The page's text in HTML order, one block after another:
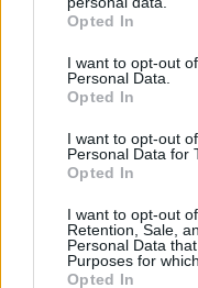
grant or deny consent
use your data for
consent section.
Opted In
I want to opt-out
Personal Data.
Opted In
I want to opt-out
Personal Data for
Opted In
I want to opt-out
Retention, Sale,
Personal Data
Purposes for
Opted In
Ακάλυπτος
Και αν η Αλάσκα
των ΜΜΕ και στην
εντάλματος Πούτιν;
ΑΠΑΝΤΗΣΗ